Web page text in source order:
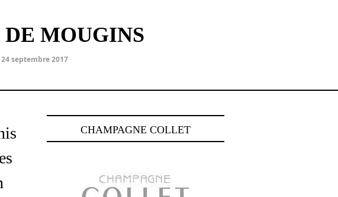
MOUGINS
septembre 2017
CHAMPAGNE COLLET